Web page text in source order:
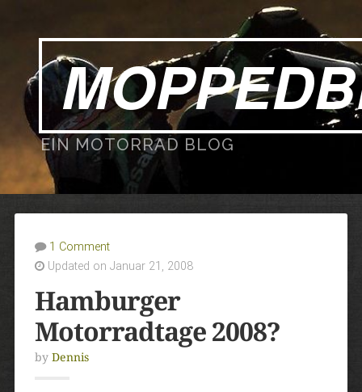
EIN MOTORRAD BLOG
1 Comment
Updated on Januar 21, 2008
Hamburger
Motorradtage 2008?
by Dennis